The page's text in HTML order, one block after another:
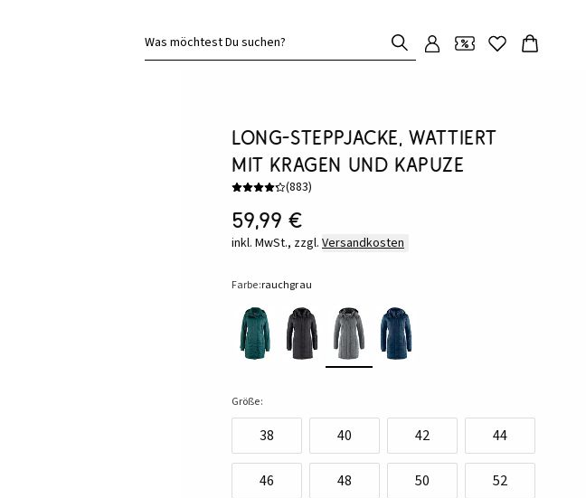
Was möchtest Du suchen?
Long-Steppjacke, wattiert
mit Kragen und Kapuze
(883)
59,99 €
inkl. MwSt., zzgl. Versandkosten
Farbe:rauchgrau
Größe:
38 40 42 44
46 48 50 52